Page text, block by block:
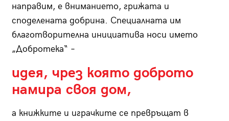
направим, е вниманието, грижата и
споделената добрина. Специалната им
благотворителна инициатива носи името
„Добротека“ –
идея, чрез която доброто
намира своя дом,
а книжките и играчките се превръщат в